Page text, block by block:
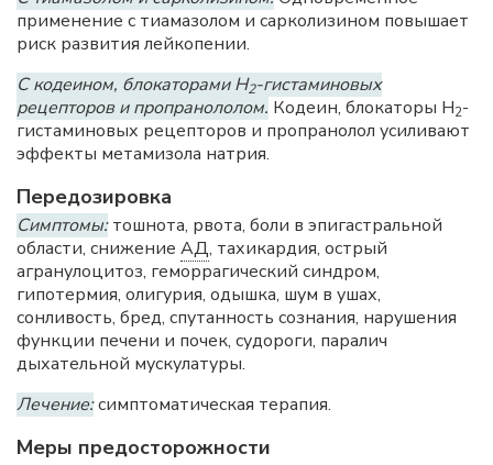
применение с тиамазолом и сарколизином повышает
риск развития лейкопении.
С кодеином, блокаторами Н2-гистаминовых
рецепторов и пропранололом. Кодеин, блокаторы Н2-
гистаминовых рецепторов и пропранолол усиливают
эффекты метамизола натрия.
Передозировка
Симптомы:тошнота, рвота, боли в эпигастральной
области, снижение АД, тахикардия, острый
агранулоцитоз, геморрагический синдром,
гипотермия, олигурия, одышка, шум в ушах,
сонливость, бред, спутанность сознания, нарушения
функции печени и почек, судороги, паралич
дыхательной мускулатуры.
Лечение:симптоматическая терапия.
Меры предосторожности